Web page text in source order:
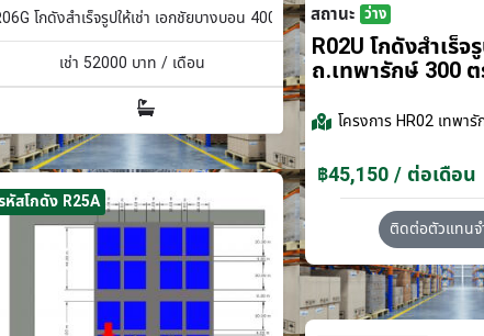
โกดังสำเร็จรูปให้เช่า เอกชัยบางบอน 400 ตรม.
เช่า 52000 บาท / เดือน
สถานะ ว่าง
R02U โกดังสำเร็จ
ถ.เทพารักษ์ 300
โครงการHR02 เทพา
฿45,150 / ต่อเดือน
ติดต่อตัวแทนจ
หัสโกดัง R25A